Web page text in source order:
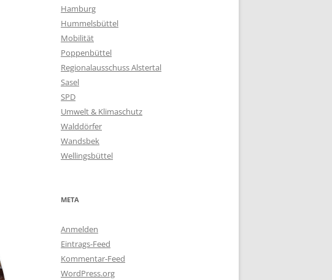
Hamburg
Hummelsbüttel
Mobilität
Poppenbüttel
Regionalausschuss Alstertal
Sasel
SPD
Umwelt & Klimaschutz
Walddörfer
Wandsbek
Wellingsbüttel
META
Anmelden
Eintrags-Feed
Kommentar-Feed
WordPress.org